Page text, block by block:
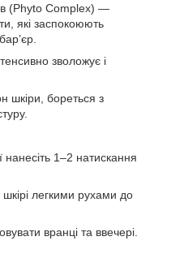
(Phyto Complex) —
які заспокоюють
зволожує і
шкіри, бореться з
нанесіть 1–2 натискання
шкірі легкими рухами до
вранці та ввечері.